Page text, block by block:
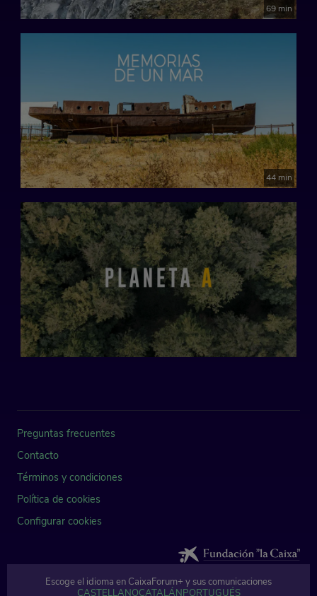
69 min
44 min
Preguntas frecuentes
Contacto
Términos y condiciones
Política de cookies
Configurar cookies
© Fundación Bancaria Caixa d'Estalvis i Pensions de Barcelona, "la Caixa"
Escoge el idioma en CaixaForum+ y sus comunicaciones
CASTELLANOCATALÁNPORTUGUÉS